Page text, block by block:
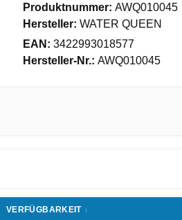
Produktnummer: AWQ010045
Hersteller: WATER QUEEN
EAN: 3422993018577
Hersteller-Nr.: AWQ010045
VERFÜGBARKEIT